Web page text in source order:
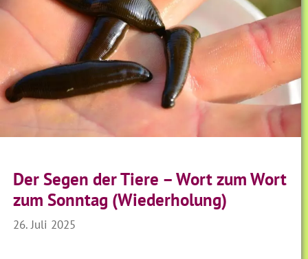
Der Segen der Tiere – Wort zum Wort
zum Sonntag (Wiederholung)
26. Juli 2025